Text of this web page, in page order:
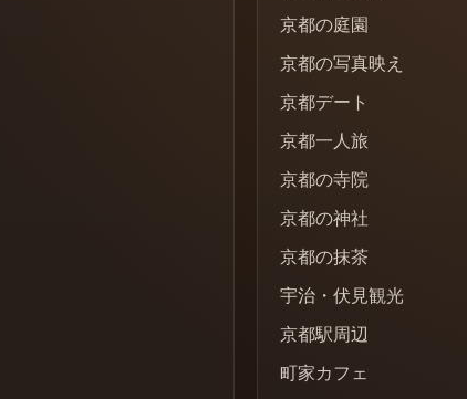
京都の庭園
京都の写真映え
京都デート
京都一人旅
京都の寺院
京都の神社
京都の抹茶
宇治・伏見観光
京都駅周辺
町家カフェ